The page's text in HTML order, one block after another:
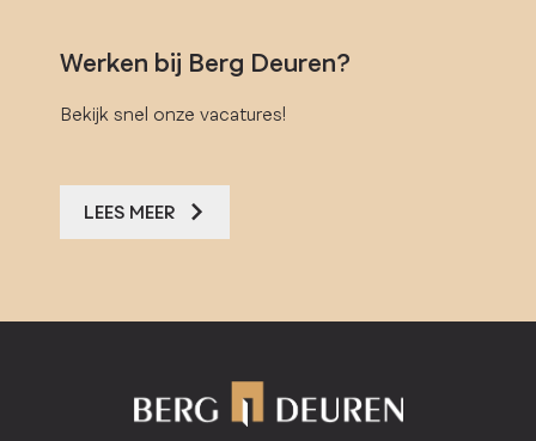
Werken bij Berg Deuren?
Bekijk snel onze vacatures!
LEES MEER